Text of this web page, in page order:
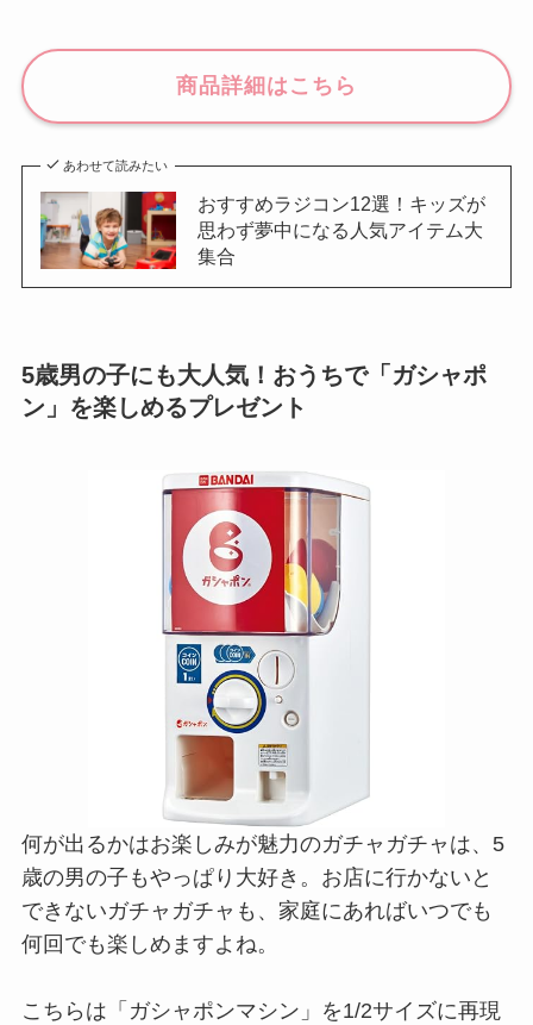
商品詳細はこちら
あわせて読みたい
おすすめラジコン12選！キッズが
思わず夢中になる人気アイテム大
集合
5歳男の子にも大人気！おうちで「ガシャポ
ン」を楽しめるプレゼント
何が出るかはお楽しみが魅力のガチャガチャは、5
歳の男の子もやっぱり大好き。お店に行かないと
できないガチャガチャも、家庭にあればいつでも
何回でも楽しめますよね。
こちらは「ガシャポンマシン」を1/2サイズに再現